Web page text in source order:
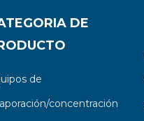
DE
de
concentración